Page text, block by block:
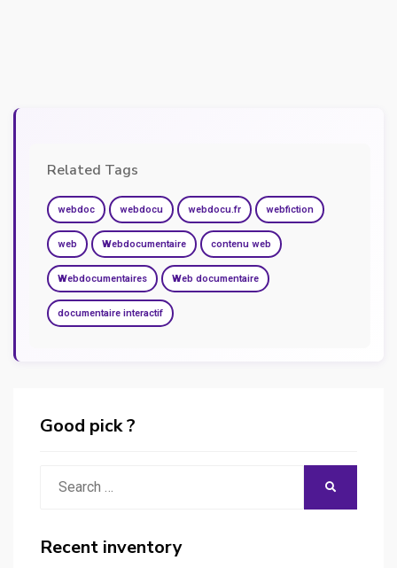
Related Tags
webdoc webdocu webdocu.fr webfiction
web Webdocumentaire contenu web
Webdocumentaires Web documentaire
documentaire interactif
Good pick ?
Recent inventory